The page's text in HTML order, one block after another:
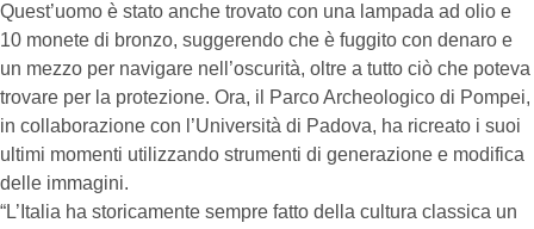
Quest’uomo è stato anche trovato con una lampada ad olio e
10 monete di bronzo, suggerendo che è fuggito con denaro e
un mezzo per navigare nell’oscurità, oltre a tutto ciò che poteva
trovare per la protezione. Ora, il Parco Archeologico di Pompei,
in collaborazione con l’Università di Padova, ha ricreato i suoi
ultimi momenti utilizzando strumenti di generazione e modifica
delle immagini.
“L’Italia ha storicamente sempre fatto della cultura classica un